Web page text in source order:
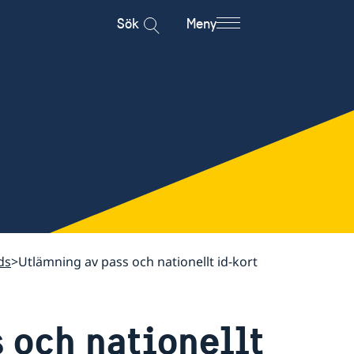
Sök Meny
Utlämning av pass och nationellt id-kort
och nationellt